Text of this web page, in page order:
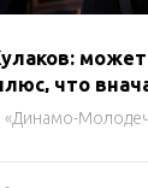
что
Я
«Динамо-